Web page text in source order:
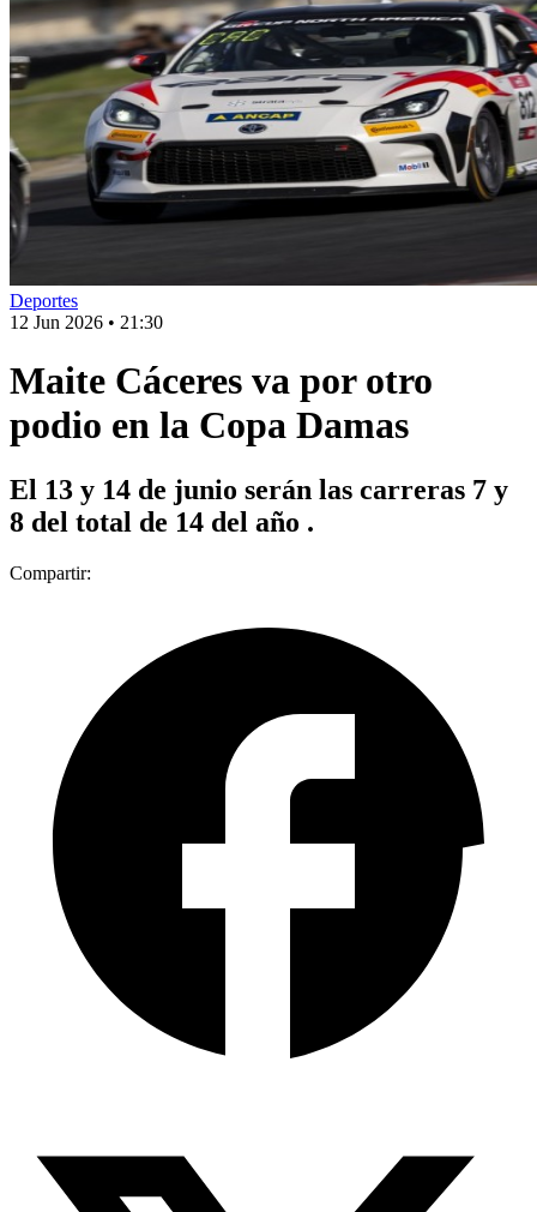
Deportes
12 Jun 2026 • 21:30
Maite Cáceres va por otro
podio en la Copa Damas
El 13 y 14 de junio serán las carreras 7 y
8 del total de 14 del año .
Compartir: